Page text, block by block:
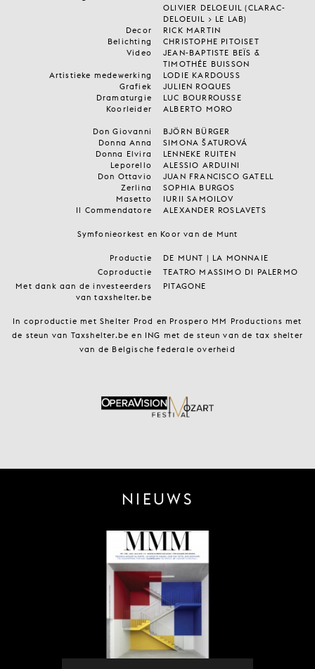
OLIVIER DELOEUIL (CLARAC-
DELOEUIL > LE LAB)
Decor
RICK MARTIN
Belichting
CHRISTOPHE PITOISET
Video
JEAN-BAPTISTE BEÏS &
TIMOTHÉE BUISSON
Artistieke medewerking
LODIE KARDOUSS
Grafiek
JULIEN ROQUES
Dramaturgie
LUC BOURROUSSE
Koorleider
ALBERTO MORO
Don Giovanni
BJÖRN BÜRGER
Donna Anna
SIMONA ŠATUROVÁ
Donna Elvira
LENNEKE RUITEN
Leporello
ALESSIO ARDUINI
Don Ottavio
JUAN FRANCISCO GATELL
Zerlina
SOPHIA BURGOS
Masetto
IURII SAMOILOV
Il Commendatore
ALEXANDER ROSLAVETS
Symfonieorkest en Koor van de Munt
Productie
DE MUNT | LA MONNAIE
Coproductie
TEATRO MASSIMO DI PALERMO
Met dank aan de investeerders
van taxshelter.be
PITAGONE
In coproductie met Shelter Prod en Prospero MM Productions met
de steun van Taxshelter.be en ING met de steun van de tax shelter
van de Belgische federale overheid
NIEUWS